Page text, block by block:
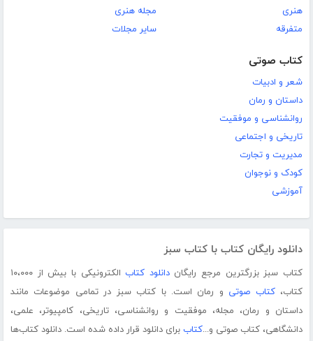
هنری
متفرقه
مجله هنری
سایر مجلات
کتاب صوتی
شعر و ادبیات
داستان و رمان
روانشناسی و موفقیت
تاریخی و اجتماعی
مدیریت و تجارت
کودک و نوجوان
آموزشی
دانلود رایگان کتاب با کتاب سبز
کتاب سبز بزرگترین مرجع رایگاندانلود کتاب
الکترونیکی با بیش از ۱۰،۰۰۰
کتاب،کتاب صوتی و رمان است. با کتاب سبز در تمامی موضوعات مانند
داستان و رمان، مجله، موفقیت و روانشناسی، تاریخی، کامپیوتر، علمی،
دانشگاهی، کتاب صوتی و...کتاب برای دانلود قرار داده شده است. دانلود کتاب‌ها